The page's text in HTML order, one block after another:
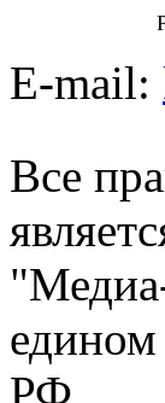
E-mail:
Все
едином
РФ.